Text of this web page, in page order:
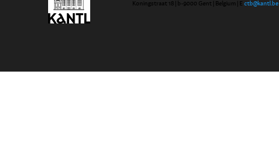
Koningstraat 18 | b-9000 Gent | Belgium | Ectb@kantl.be